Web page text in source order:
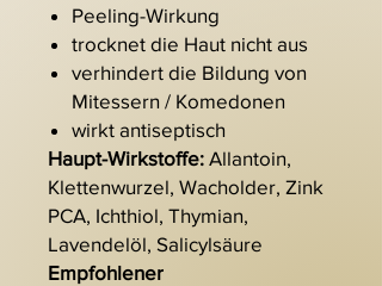
Peeling-Wirkung
trocknet die Haut nicht aus
verhindert die Bildung von
Mitessern / Komedonen
wirkt antiseptisch
Haupt-Wirkstoffe: Allantoin,
Klettenwurzel, Wacholder, Zink
PCA, Ichthiol, Thymian,
Lavendelöl, Salicylsäure
Empfohlener